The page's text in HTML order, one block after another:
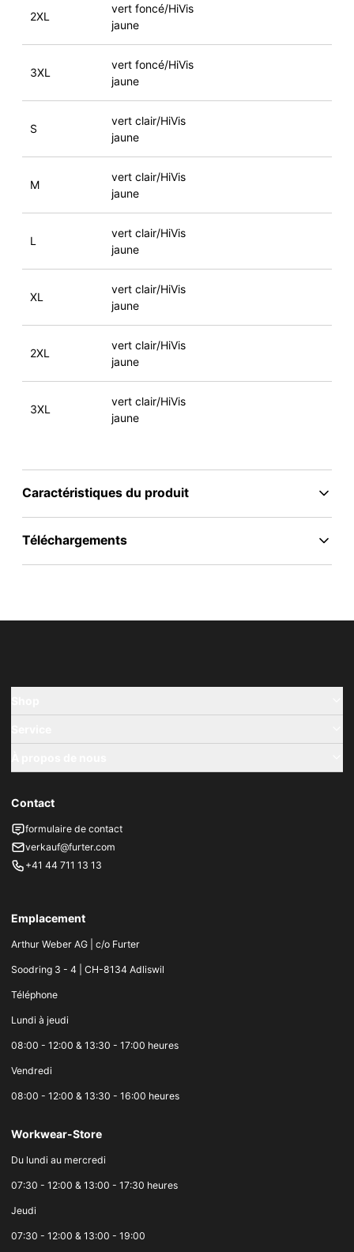
2XL
vert foncé/HiVis
jaune
3XL
vert foncé/HiVis
jaune
S
vert clair/HiVis
jaune
M
vert clair/HiVis
jaune
L
vert clair/HiVis
jaune
XL
vert clair/HiVis
jaune
2XL
vert clair/HiVis
jaune
3XL
vert clair/HiVis
jaune
Caractéristiques du produit
Téléchargements
Contact
formulaire de contact
verkauf@furter.com
+41 44 711 13 13
Emplacement
Arthur Weber AG | c/o Furter
Soodring 3 - 4 | CH-8134 Adliswil
Téléphone
Lundi à jeudi
08:00 - 12:00 & 13:30 - 17:00 heures
Vendredi
08:00 - 12:00 & 13:30 - 16:00 heures
Workwear-Store
Du lundi au mercredi
07:30 - 12:00 & 13:00 - 17:30 heures
Jeudi
07:30 - 12:00 & 13:00 - 19:00